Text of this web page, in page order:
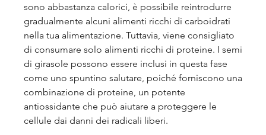
sono abbastanza calorici, è possibile reintrodurre
gradualmente alcuni alimenti ricchi di carboidrati
nella tua alimentazione. Tuttavia, viene consigliato
di consumare solo alimenti ricchi di proteine. I semi
di girasole possono essere inclusi in questa fase
come uno spuntino salutare, poiché forniscono una
combinazione di proteine, un potente
antiossidante che può aiutare a proteggere le
cellule dai danni dei radicali liberi.